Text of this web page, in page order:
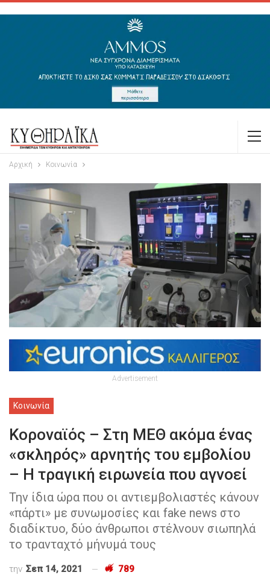
Αρχική Κοινωνία
Advertisement
Κοινωνία
Κοροναϊός – Στη ΜΕΘ ακόμα ένας
«σκληρός» αρνητής του εμβολίου
– Η τραγική ειρωνεία που αγνοεί
Την ίδια ώρα που οι αντιεμβολιαστές κάνουν
«πάρτι» με συνωμοσίες και fake news στο
διαδίκτυο, δύο άνθρωποι στέλνουν σιωπηλά
το τρανταχτό μήνυμά τους
την Σεπ 14, 2021 789